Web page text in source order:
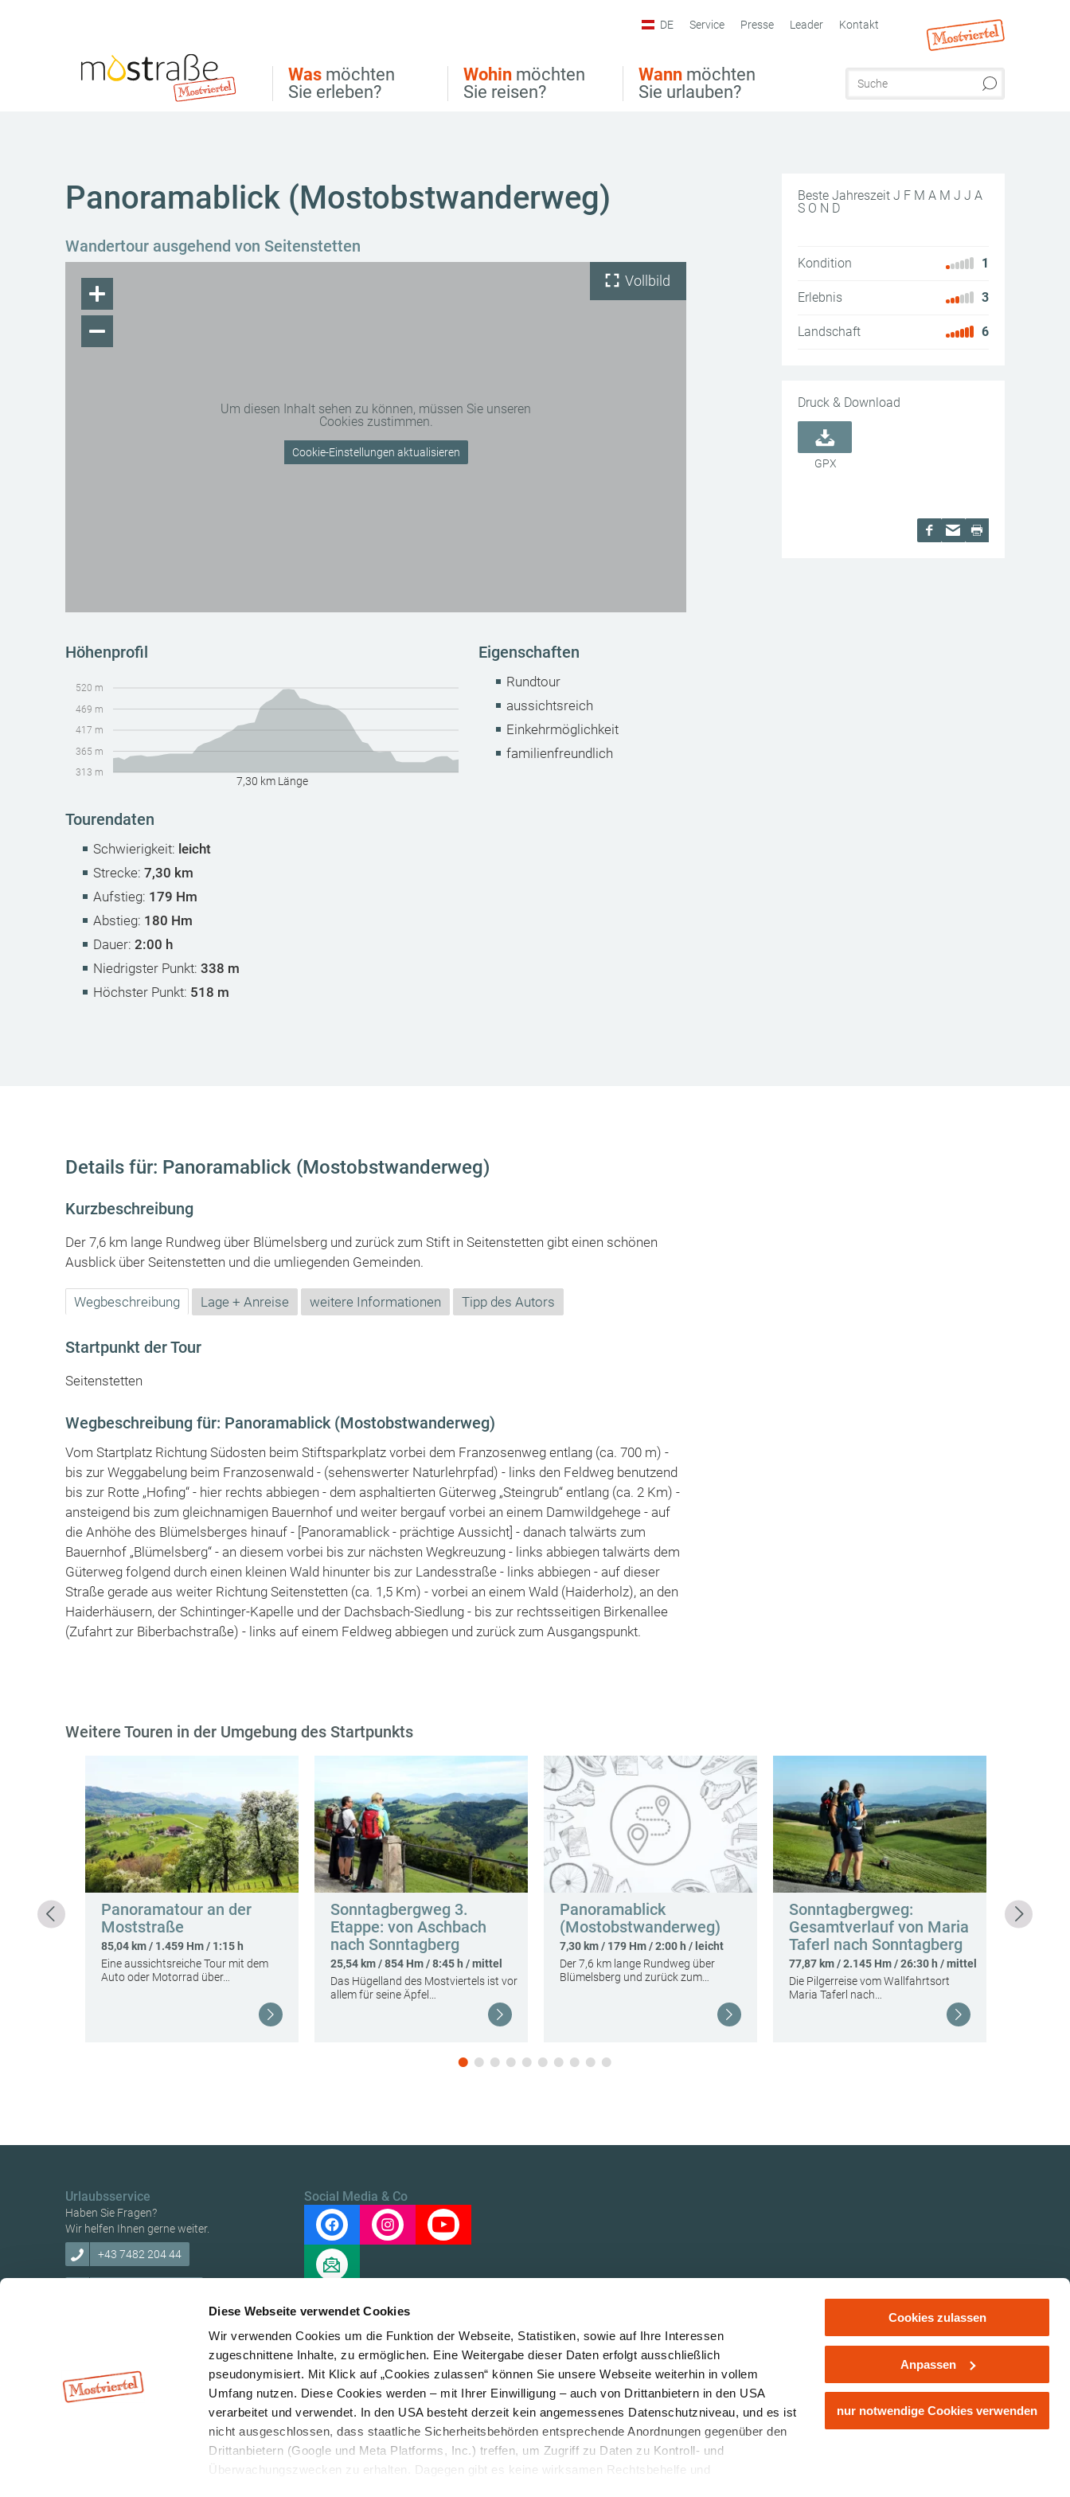
Diese Webseite verwendet Cookies
Wir verwenden Cookies um die Funktion der Webseite, Statistiken, sowie auf Ihre Interessen
zugeschnittene Inhalte, zu ermöglichen. Eine Weitergabe dieser Daten erfolgt ausschließlich
pseudonymisiert. Mit Klick auf „Cookies zulassen“ können Sie unsere Webseite weiterhin in vollem
Umfang nutzen. Diese Cookies werden – mit Ihrer Einwilligung – auch von Drittanbietern in den USA
verarbeitet und verwendet. In den USA besteht derzeit kein angemessenes Datenschutzniveau, und es ist
nicht ausgeschlossen, dass staatliche Sicherheitsbehörden entsprechende Anordnungen gegenüber den
Drittanbietern (Google und Meta Platforms, Inc.) treffen, um Zugriff zu Daten zu Kontroll- und
Überwachungszwecken zu erhalten. Dagegen gibt es keine wirksamen Rechtsbehelfe und
Cookies zulassen
Anpassen
nur notwendige Cookies verwenden
Was möchten
Sie erleben?
Wohin möchten
Sie reisen?
Wann möchten
Sie urlauben?
DE Service Presse Leader Kontakt
Panoramablick (Mostobstwanderweg)
Wandertour ausgehend von Seitenstetten
Um diesen Inhalt sehen zu können, müssen Sie unseren
Cookies zustimmen.
Cookie-Einstellungen aktualisieren
Vollbild
Höhenprofil
313 m
365 m
417 m
469 m
520 m
7,30 km Länge
Tourendaten
Schwierigkeit: leicht
Strecke: 7,30 km
Aufstieg: 179 Hm
Abstieg: 180 Hm
Dauer: 2:00 h
Niedrigster Punkt: 338 m
Höchster Punkt: 518 m
Eigenschaften
Rundtour
aussichtsreich
Einkehrmöglichkeit
familienfreundlich
Beste Jahreszeit J F M A M J J A
S O N D
Kondition 1
Erlebnis 3
Landschaft 6
Druck & Download
GPX
Details für: Panoramablick (Mostobstwanderweg)
Kurzbeschreibung
Der 7,6 km lange Rundweg über Blümelsberg und zurück zum Stift in Seitenstetten gibt einen schönen
Ausblick über Seitenstetten und die umliegenden Gemeinden.
Wegbeschreibung Lage + Anreise weitere Informationen Tipp des Autors
Startpunkt der Tour
Seitenstetten
Wegbeschreibung für: Panoramablick (Mostobstwanderweg)
Vom Startplatz Richtung Südosten beim Stiftsparkplatz vorbei dem Franzosenweg entlang (ca. 700 m) -
bis zur Weggabelung beim Franzosenwald - (sehenswerter Naturlehrpfad) - links den Feldweg benutzend
bis zur Rotte „Hofing“ - hier rechts abbiegen - dem asphaltierten Güterweg „Steingrub“ entlang (ca. 2 Km) -
ansteigend bis zum gleichnamigen Bauernhof und weiter bergauf vorbei an einem Damwildgehege - auf
die Anhöhe des Blümelsberges hinauf - [Panoramablick - prächtige Aussicht] - danach talwärts zum
Bauernhof „Blümelsberg“ - an diesem vorbei bis zur nächsten Wegkreuzung - links abbiegen talwärts dem
Güterweg folgend durch einen kleinen Wald hinunter bis zur Landesstraße - links abbiegen - auf dieser
Straße gerade aus weiter Richtung Seitenstetten (ca. 1,5 Km) - vorbei an einem Wald (Haiderholz), an den
Haiderhäusern, der Schintinger-Kapelle und der Dachsbach-Siedlung - bis zur rechtsseitigen Birkenallee
(Zufahrt zur Biberbachstraße) - links auf einem Feldweg abbiegen und zurück zum Ausgangspunkt.
Weitere Touren in der Umgebung des Startpunkts
Panoramatour an der
Moststraße
85,04 km / 1.459 Hm / 1:15 h
Eine aussichtsreiche Tour mit dem
Auto oder Motorrad über…
Sonntagbergweg 3.
Etappe: von Aschbach
nach Sonntagberg
25,54 km / 854 Hm / 8:45 h / mittel
Das Hügelland des Mostviertels ist vor
allem für seine Äpfel…
Panoramablick
(Mostobstwanderweg)
7,30 km / 179 Hm / 2:00 h / leicht
Der 7,6 km lange Rundweg über
Blümelsberg und zurück zum…
Sonntagbergweg:
Gesamtverlauf von Maria
Taferl nach Sonntagberg
77,87 km / 2.145 Hm / 26:30 h / mittel
Die Pilgerreise vom Wallfahrtsort
Maria Taferl nach…
Most-
112,00
Urlaubsservice
Haben Sie Fragen?
Wir helfen Ihnen gerne weiter.
+43 7482 204 44
Social Media & Co
Copyright © Mostviertel Tourismus GmbH LE/LEADER 14-20 Datenschutz Haftungsausschluss